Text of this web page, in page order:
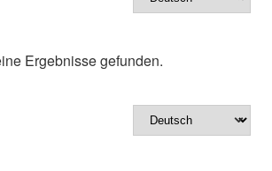
Ergebnisse gefunden.